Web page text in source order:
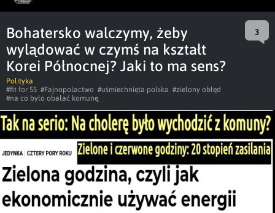
Bohatersko walczymy, żeby
wylądować w czymś na kształt
Korei Północnej? Jaki to ma sens?
3
Polityka
#fit for 55 #Fajnopolactwo #uśmiechnięta polska #zielony obłęd
#na co było obalać komunę